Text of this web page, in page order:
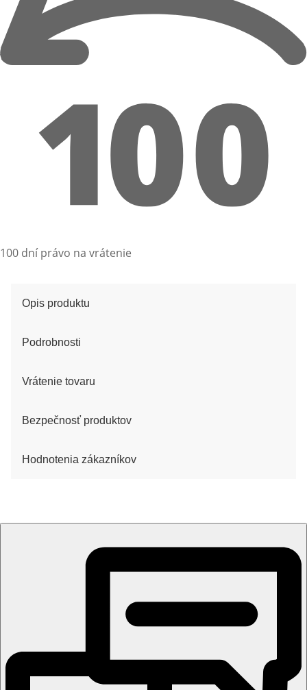
100 dní právo na vrátenie
Opis produktu
Podrobnosti
Vrátenie tovaru
Bezpečnosť produktov
Hodnotenia zákazníkov